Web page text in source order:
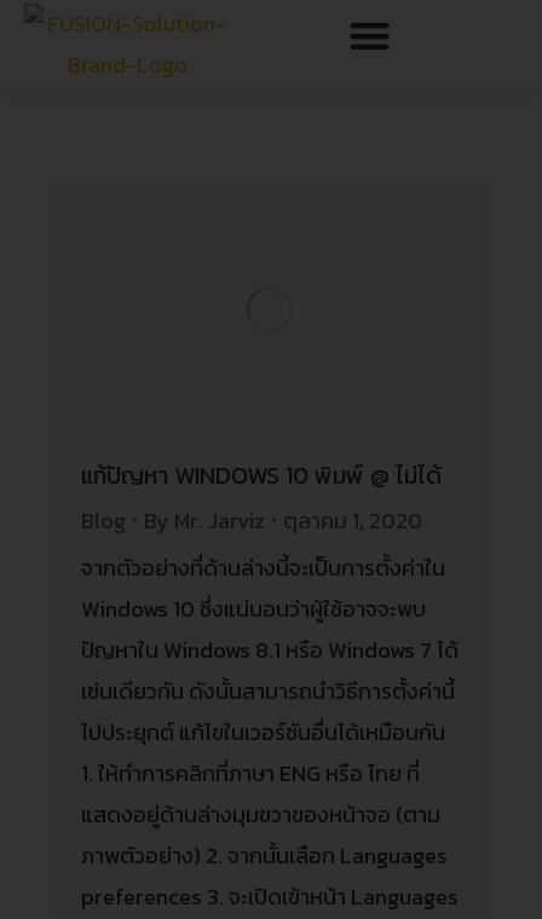
แก้ปัญหา WINDOWS 10 พิมพ์ @ ไม่ได้
Blog By Mr. Jarviz
ตุลาคม 1, 2020
จากตัวอย่างที่ด้านล่างนี้จะเป็นการตั้งค่าใน
Windows 10 ซึ่งแน่นอนว่าผู้ใช้อาจจะพบ
ปัญหาใน Windows 8.1 หรือ Windows 7 ได้
เช่นเดียวกัน ดังนั้นสามารถนำวิธีการตั้งค่านี้
ไปประยุกต์ แก้ไขในเวอร์ชันอื่นได้เหมือนกัน
1. ให้ทำการคลิกที่ภาษา ENG หรือ ไทย ที่
แสดงอยู่ด้านล่างมุมขวาของหน้าจอ (ตาม
ภาพตัวอย่าง) 2. จากนั้นเลือก Languages
preferences 3. จะเปิดเข้าหน้า Languages